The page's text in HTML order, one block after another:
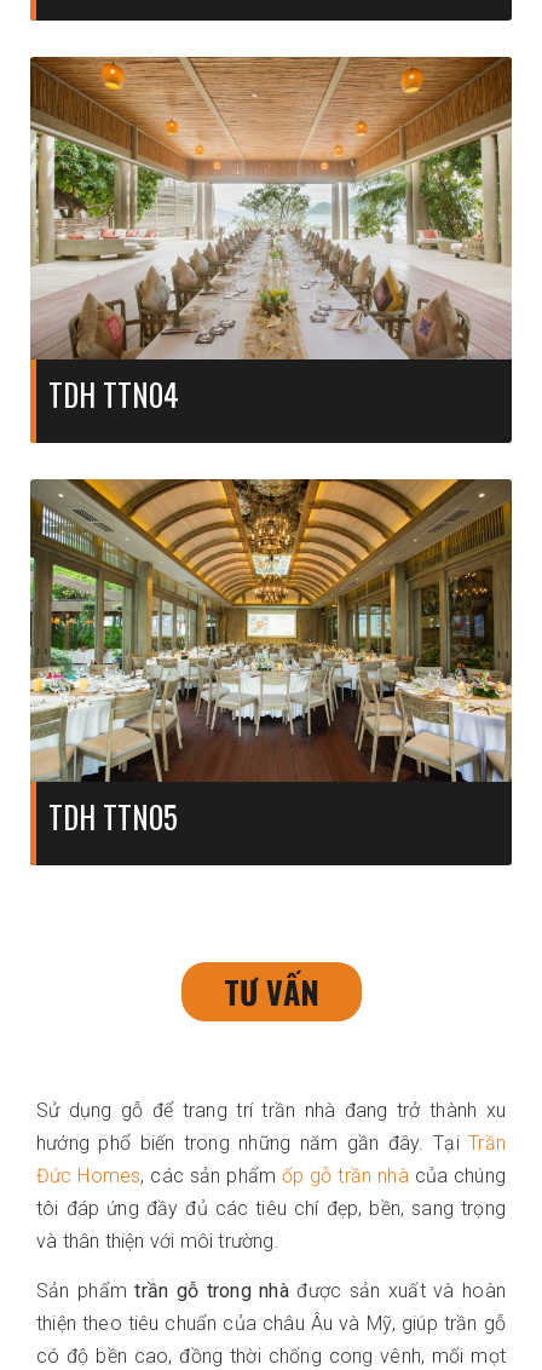
TDH TTN04
TDH TTN05
TƯ VẤN
Sử dụng gỗ để trang trí trần nhà đang trở thành xu
hướng phổ biến trong những năm gần đây. TạiTrần
Đức Homes, các sản phẩm ốp gỗ trần nhàcủa chúng
tôi đáp ứng đầy đủ các tiêu chí đẹp, bền, sang trọng
và thân thiện với môi trường.
Sản phẩmtrần gỗ trong nhàđược sản xuất và hoàn
thiện theo tiêu chuẩn của châu Âu và Mỹ, giúp trần gỗ
có độ bền cao, đồng thời chống cong vênh, mối mọt